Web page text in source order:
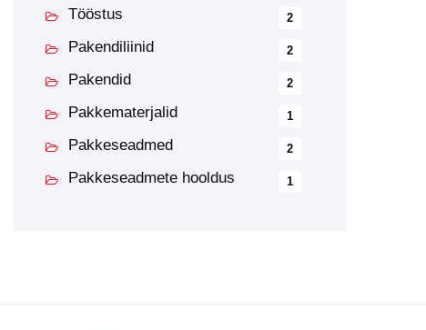
Tööstus 2
Pakendiliinid 2
Pakendid 2
Pakkematerjalid 1
Pakkeseadmed 2
Pakkeseadmete hooldus 1